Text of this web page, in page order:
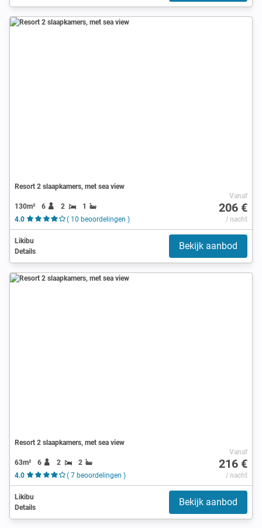
Resort 2 slaapkamers, met sea view
130m² 6 2
1
4.0
( 10 beoordelingen )
Vanaf
206 €
/ nacht
Likibu
Details
Bekijk aanbod
Resort 2 slaapkamers, met sea view
63m² 6 2
2
4.0
( 7 beoordelingen )
Vanaf
216 €
/ nacht
Likibu
Details
Bekijk aanbod